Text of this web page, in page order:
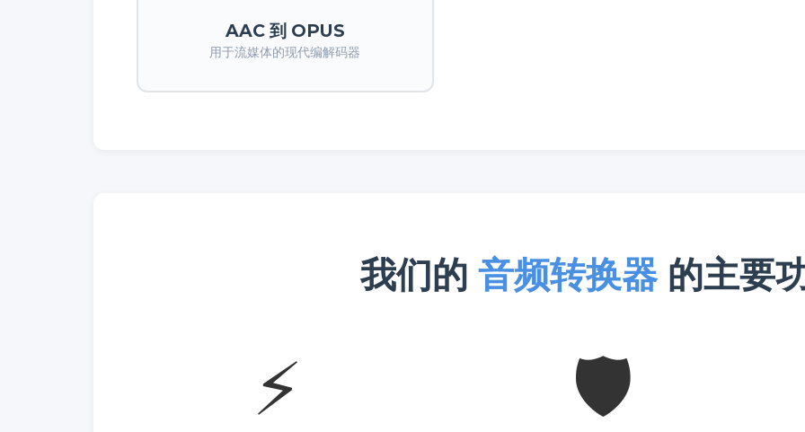
AAC 到 OPUS
用于流媒体的现代编解码器
我们的 音频转换器的主要
⚡ 🛡️